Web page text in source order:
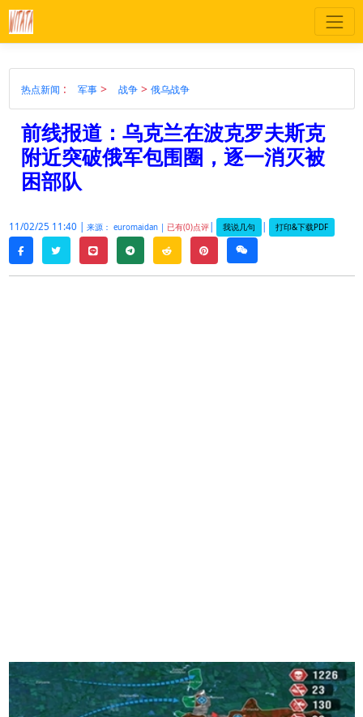
热点新闻 : 军事> 战争 > 俄乌战争
前线报道：乌克兰在波克罗夫斯克
附近突破俄军包围圈，逐一消灭被
困部队
11/02/25 11:40 | 来源： euromaidan | 已有(0)点评| 我说几句 | 打印&下载PDF
facebooktwitterline telegramreddit pinterestweixin